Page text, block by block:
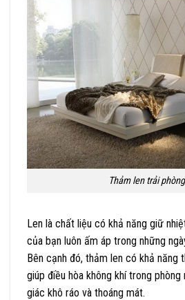
Thảm len trải
Len là chất liệu có khả năng giữ
của bạn luôn ấm áp trong những
Bên cạnh đó, thảm len có khả năng
giúp điều hòa không khí trong
giác khô ráo và thoáng mát.